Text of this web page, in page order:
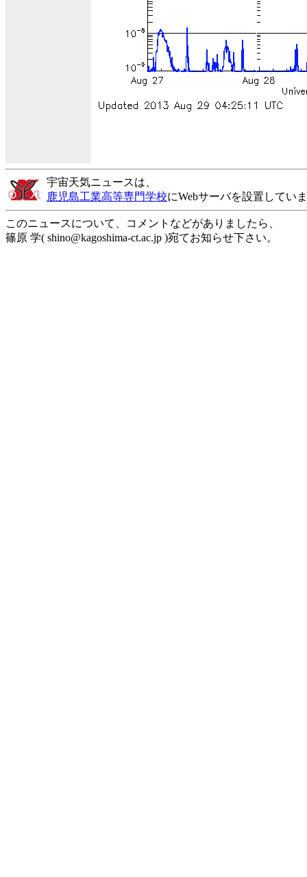
宇宙天気ニュースは、
鹿児島工業高等専門学校にWebサーバを設置してい
このニュースについて、コメントなどがありましたら、
篠原 学( shino@kagoshima-ct.ac.jp )宛てお知らせ下さい。